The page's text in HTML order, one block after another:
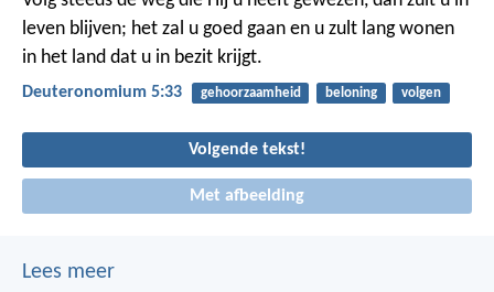
leven blijven; het zal u goed gaan en u zult lang wonen
in het land dat u in bezit krijgt.
Deuteronomium 5:33 gehoorzaamheid beloning volgen
Volgende tekst!
Met afbeelding
Lees meer